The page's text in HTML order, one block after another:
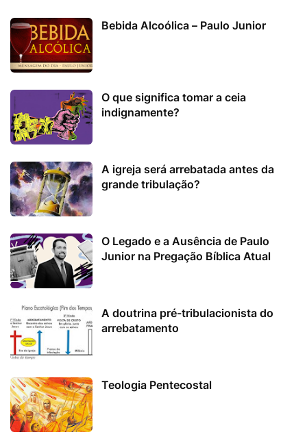
Bebida Alcoólica – Paulo Junior
O que significa tomar a ceia
indignamente?
A igreja será arrebatada antes da
grande tribulação?
O Legado e a Ausência de Paulo
Junior na Pregação Bíblica Atual
A doutrina pré-tribulacionista do
arrebatamento
Teologia Pentecostal